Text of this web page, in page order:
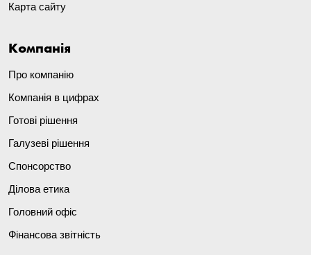
Карта сайту
Компанія
Про компанію
Компанія в цифрах
Готові рішення
Галузеві рішення
Спонсорство
Ділова етика
Головний офіс
Фінансова звітність